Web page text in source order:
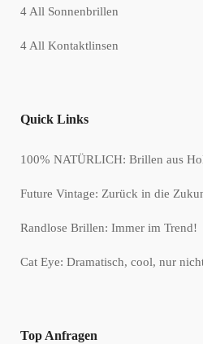
4 All Sonnenbrillen
4 All Kontaktlinsen
Quick Links
100% NATÜRLICH: Brillen aus
Future Vintage: Zurück in die
Randlose Brillen: Immer im Trend!
Cat Eye: Dramatisch, cool, nur
Top Anfragen